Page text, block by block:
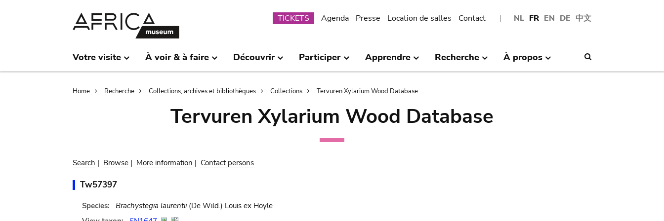
NL FR EN DE 中文
Submenu
TICKETS Agenda Presse Location de salles Contact
Votre visite À voir & à faire Découvrir Participer Apprendre Recherche À propos
Breadcrumb
Home Recherche Collections, archives et bibliothèques Collections Tervuren Xylarium Wood Database
Tervuren Xylarium Wood Database
Search | Browse | More information | Contact persons
Tw57397
Species: Brachystegia laurentii(De Wild.) Louis ex Hoyle